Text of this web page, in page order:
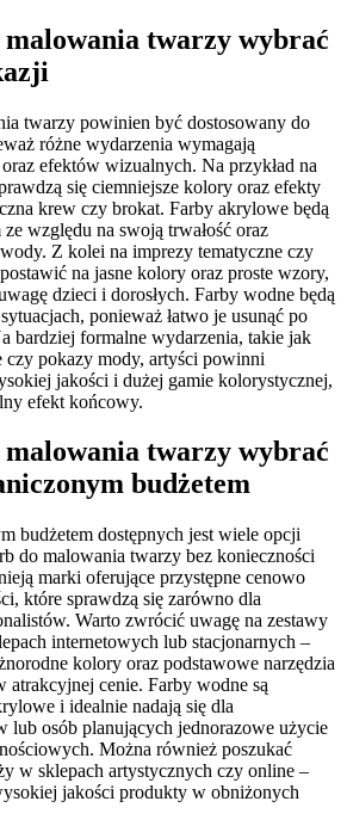
twarzy wybrać
twarzy powinien być dostosowany do
różne wydarzenia wymagają
efektów wizualnych. Na przykład na
się ciemniejsze kolory oraz efekty
krew czy brokat. Farby akrylowe będą
względu na swoją trwałość oraz
Z kolei na imprezy tematyczne czy
na jasne kolory oraz proste wzory,
dzieci i dorosłych. Farby wodne będą
ponieważ łatwo je usunąć po
bardziej formalne wydarzenia, takie jak
czy pokazy mody, artyści powinni
jakości i dużej gamie kolorystycznej,
efekt końcowy.
twarzy wybrać
budżetem
budżetem dostępnych jest wiele opcji
do malowania twarzy bez konieczności
marki oferujące przystępne cenowo
które sprawdzą się zarówno dla
Warto zwrócić uwagę na zestawy
internetowych lub stacjonarnych –
kolory oraz podstawowe narzędzia
atrakcyjnej cenie. Farby wodne są
i idealnie nadają się dla
lub osób planujących jednorazowe użycie
Można również poszukać
w sklepach artystycznych czy online –
jakości produkty w obniżonych